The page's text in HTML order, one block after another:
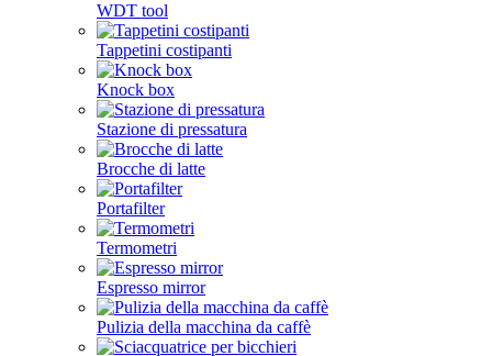
WDT tool
Tappetini costipanti
Knock box
Stazione di pressatura
Brocche di latte
Portafilter
Termometri
Espresso mirror
Pulizia della macchina da caffè